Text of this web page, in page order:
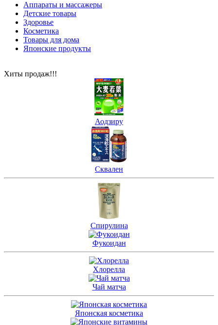
Аппараты и массажеры
Детские товары
Здоровье
Косметика
Товары для дома
Японские продукты
Хиты продаж!!!
Аодзиру
Сквален
Спирулина
Фукоидан
Хлорелла
Чай матча
Японская косметика